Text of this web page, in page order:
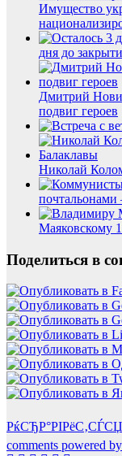
Имущество
дня до
Дмитрий
подвиг героев
Николай
почтальонами
Маяковскому
Поделиться в
РќСЂР°РІРёС‚СЃСЏ
comments powered